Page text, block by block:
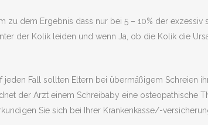
zu dem Ergebnis dass nur bei 5 – 10% der exzessiv
der Kolik leiden und wenn Ja, ob die Kolik die
Fall sollten Eltern bei übermäßigem Schreien
der Arzt einem Schreibaby eine osteopathische
Sie sich bei Ihrer Krankenkasse/-